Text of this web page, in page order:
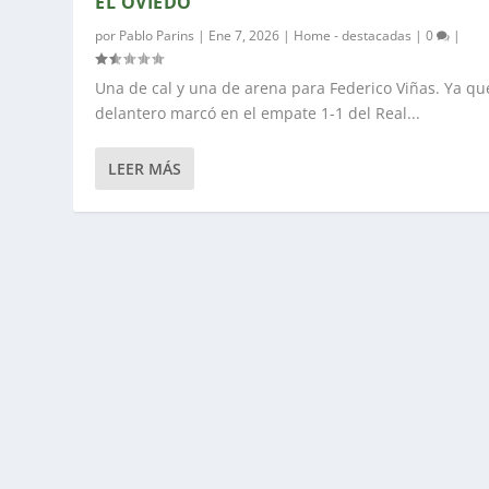
por Pablo Parins | Ene 7, 2026 | Home - destacadas |0 |
Una de cal y una de arena para Federico Viñas. Ya
delantero marcó en el empate 1-1 del Real...
LEER MÁS